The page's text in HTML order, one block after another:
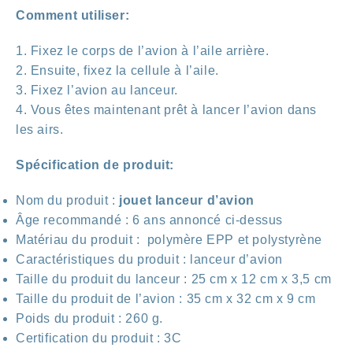
Comment utiliser:
1. Fixez le corps de l’avion à l’aile arrière.
2. Ensuite, fixez la cellule à l’aile.
3. Fixez l’avion au lanceur.
4. Vous êtes maintenant prêt à lancer l’avion dans
les airs.
Spécification de produit:
Nom du produit : jouet lanceur d’avion
Âge recommandé : 6 ans annoncé ci-dessus
Matériau du produit : polymère EPP et polystyrène
Caractéristiques du produit : lanceur d’avion
Taille du produit du lanceur : 25 cm x 12 cm x 3,5 cm
Taille du produit de l’avion : 35 cm x 32 cm x 9 cm
Poids du produit : 260 g.
Certification du produit : 3C